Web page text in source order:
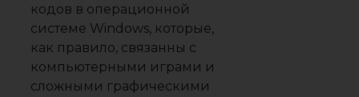
кодов в операционной
системе Windows, которые,
как правило, связанны с
компьютерными играми и
сложными графическими